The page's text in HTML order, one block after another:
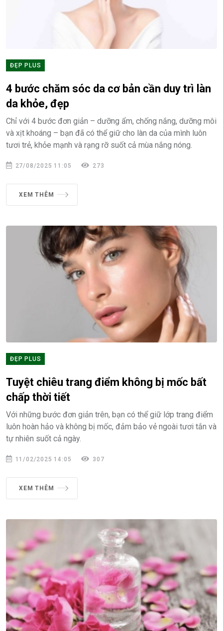
ĐẸP PLUS
4 bước chăm sóc da cơ bản cần duy trì làn
da khỏe, đẹp
Chỉ với 4 bước đơn giản – dưỡng ẩm, chống nắng, dưỡng môi
và xịt khoáng – bạn đã có thể giữ cho làn da của mình luôn
tươi trẻ, khỏe mạnh và rạng rỡ suốt cả mùa nắng nóng.
27/08/2025 11:05 273
XEM THÊM
ĐẸP PLUS
Tuyệt chiêu trang điểm không bị mốc bất
chấp thời tiết
Với những bước đơn giản trên, bạn có thể giữ lớp trang điểm
luôn hoàn hảo và không bị mốc, đảm bảo vẻ ngoài tươi tắn và
tự nhiên suốt cả ngày.
11/02/2025 14:05 307
XEM THÊM